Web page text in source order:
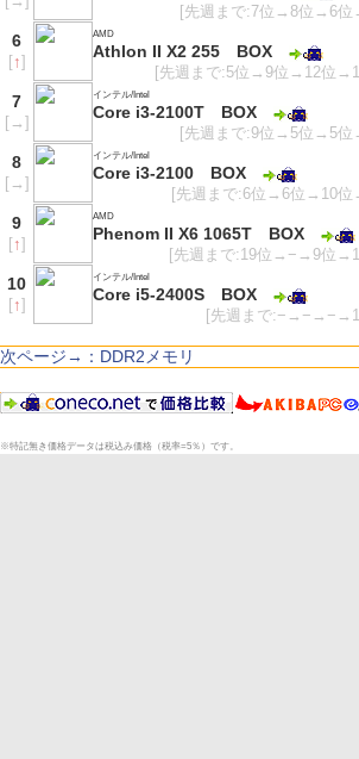
[先週まで:7位→8位→6
6
[↑]
AMD
Athlon II X2 255 BOX
[先週まで:5位→9位→12位
7
[→ ]
インテル/Intel
Core i3-2100T BOX
[先週まで:9位→5位→5
8
[→ ]
インテル/Intel
Core i3-2100 BOX
[先週まで:6位→6位→10
9
[↑]
AMD
Phenom II X6 1065T BOX
[先週まで:19位→−→9位
10
[↑]
インテル/Intel
Core i5-2400S BOX
[先週まで
次ページ→：DDR2メモリ
※特記無き価格データは税込み価格（税率=5％）です。